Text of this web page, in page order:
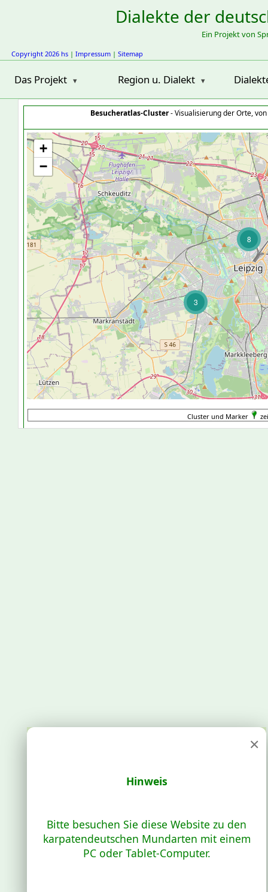
Dialekte der
Ein Projekt von
Copyright 2026 hs | Impressum | Sitemap
Das Projekt Region u. Dialekt
Besucheratlas-Cluster- Visualisierung der Orte,
3
8
+
−
Cluster und Marker
×
Hinweis
Bitte besuchen Sie diese Website zu den
karpatendeutschen Mundarten mit einem
PC oder Tablet-Computer.